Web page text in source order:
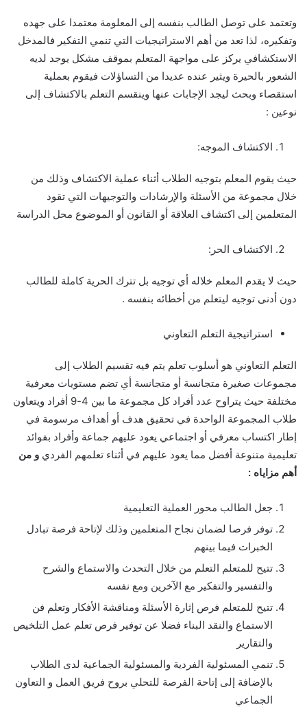
وتعتمد على توصل الطالب بنفسه إلى المعلومة معتمدا على جهده
وتفكيره، لذا تعد من أهم الاستراتيجيات التي تنمي التفكير فالمدخل
الاستكشافي يركز على مواجهة المتعلم بموقف مشكل يوجد لديه
الشعور بالحيرة ويثير عنده عديدا من التساؤلات فيقوم بعملية
استقصاء وبحث ليجد الإجابات عنها وينقسم التعلم بالاكتشاف إلى
نوعين :
الاكتشاف الموجه:
حيث يقوم المعلم بتوجيه الطلاب أثناء عملية الاكتشاف وذلك من
خلال مجموعة من الأسئلة والإرشادات والتوجيهات التي تقود
المتعلمين إلى اكتشاف العلاقة أو القانون أو الموضوع محل الدراسة
الاكتشاف الحر:
حيث لا يقدم المعلم خلاله أي توجيه بل تترك الحرية كاملة للطالب
دون أدنى توجيه ليتعلم من أخطائه بنفسه .
استراتيجية التعلم التعاوني
التعلم التعاوني هو أسلوب تعلم يتم فيه تقسيم الطلاب إلى
مجموعات صغيرة متجانسة أو متجانسة أي تضم مستويات معرفية
مختلفة حيث يتراوح عدد أفراد كل مجموعة ما بين 4-9 أفراد ويتعاون
طلاب المجموعة الواحدة في تحقيق هدف أو أهداف مرسومة في
إطار اكتساب معرفي أو اجتماعي يعود عليهم جماعة وأفراد بفوائد
تعليمية متنوعة أفضل مما يعود عليهم في أثناء تعلمهم الفردي و من
أهم مزاياه :
جعل الطالب محور العملية التعليمية
توفر فرصا لضمان نجاح المتعلمين وذلك لإتاحة فرصة تبادل
الخبرات فيما بينهم
تتيح للمتعلم التعلم من خلال التحدث والاستماع والشرح
والتفسير والتفكير مع الآخرين ومع نفسه
تتيح للمتعلم فرص إثارة الأسئلة ومناقشة الأفكار وتعلم فن
الاستماع والنقد البناء فضلا عن توفير فرص تعلم عمل التلخيص
والتقارير
تنمي المسئولية الفردية والمسئولية الجماعية لدى الطلاب
بالإضافة إلى إتاحة الفرصة للتحلي بروح فريق العمل و التعاون
الجماعي